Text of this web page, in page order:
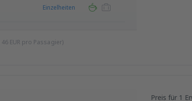
Einzelheiten
46 EUR pro Passagier)
Preis für 1